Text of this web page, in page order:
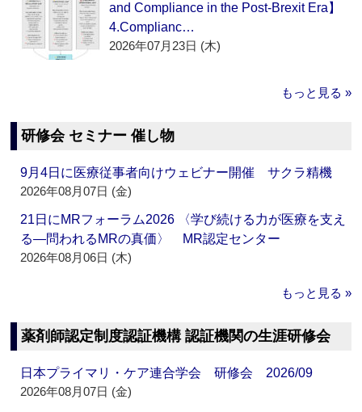
and Compliance in the Post-Brexit Era】
4.Complianc…
2026年07月23日 (木)
もっと見る »
研修会 セミナー 催し物
9月4日に医療従事者向けウェビナー開催 サクラ精機
2026年08月07日 (金)
21日にMRフォーラム2026 〈学び続ける力が医療を支え
る―問われるMRの真価〉 MR認定センター
2026年08月06日 (木)
もっと見る »
薬剤師認定制度認証機構 認証機関の生涯研修会
日本プライマリ・ケア連合学会 研修会 2026/09
2026年08月07日 (金)